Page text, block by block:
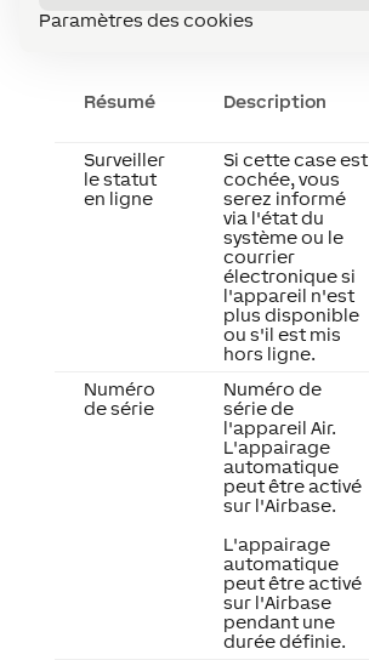
Paramètres des cookies
Propriétés↑
Résumé Description
Surveiller
le statut
en ligne
Si cette case est
cochée, vous
serez informé
via l'état du
système ou le
courrier
électronique si
l'appareil n'est
plus disponible
ou s'il est mis
hors ligne.
Numéro
de série
Numéro de
série de
l'appareil Air.
L'appairage
automatique
peut être activé
sur l'Airbase.
L'appairage
automatique
peut être activé
sur l'Airbase
pendant une
durée définie.